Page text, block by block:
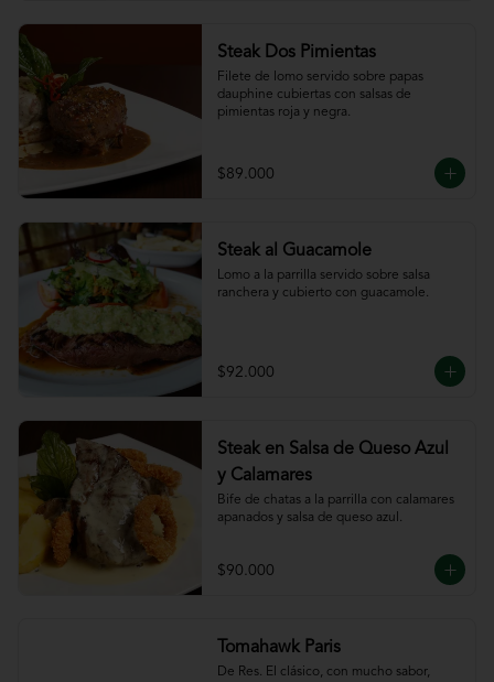
Steak Dos Pimientas
Filete de lomo servido sobre papas
dauphine cubiertas con salsas de
pimientas roja y negra.
$89.000
Steak al Guacamole
Lomo a la parrilla servido sobre salsa
ranchera y cubierto con guacamole.
$92.000
Steak en Salsa de Queso Azul
y Calamares
Bife de chatas a la parrilla con calamares
apanados y salsa de queso azul.
$90.000
Tomahawk Paris
De Res. El clásico, con mucho sabor,